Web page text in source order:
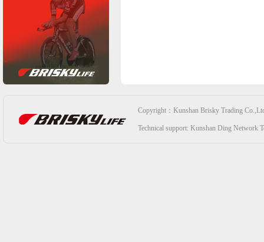
Copyright：Kunshan Brisky Trading
Technical support: Kunshan Ding Network